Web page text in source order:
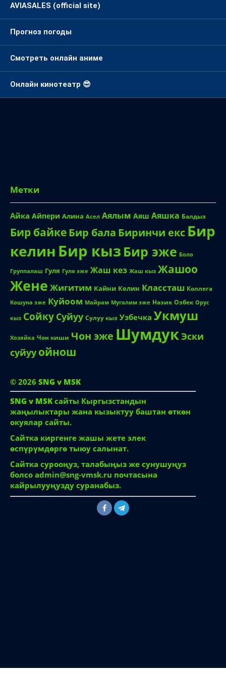
AVIASALES (official site)
Прогноз погоды
Смотреть онлайн аниме
Онлайн кинотеатр 😎
Метки
Айка Айпери Алина Асел Аялым Аяш Аяшка Балдыз
Бир байкеБир бала Биринчи екс Бир
келин Бир кыз Бир эже Боло
Группалаш Гуля Гуля эже Жаш кез Жаш кыз Жашоо
Жене Жигитим Кайни Келин Классташ Коллега
Кошуна эже Куйоом Майрам Мугалим эже Назик Озбек Орус
кыз Сойку Суйуу Сулуу кыз Узбечка Укмуш
Хозяйка Чон киши Чон эже Шумдук Эски
суйуу ойнош
© 2026 SNG v MSK
SNG v MSK сайты Кыргызстандын
жаңылыктары жана кызыктуу баштан өткөн
окуялар сайты.
Сайтка киргенге жашы жете элек
өспүрүмдөргө тыюу салынат.
Сайтка сурооңуз, талабыңыз же сунушуңуз
болсо admin@sng-vmsk.ru почтасына
кайрылууңузду суранабыз.